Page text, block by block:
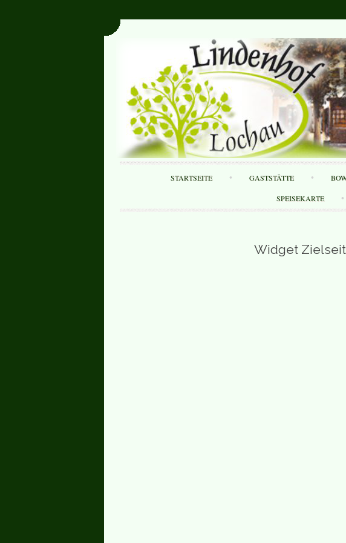
STARTSEITE GASTSTÄTTE
SPEISEKARTE
Widget